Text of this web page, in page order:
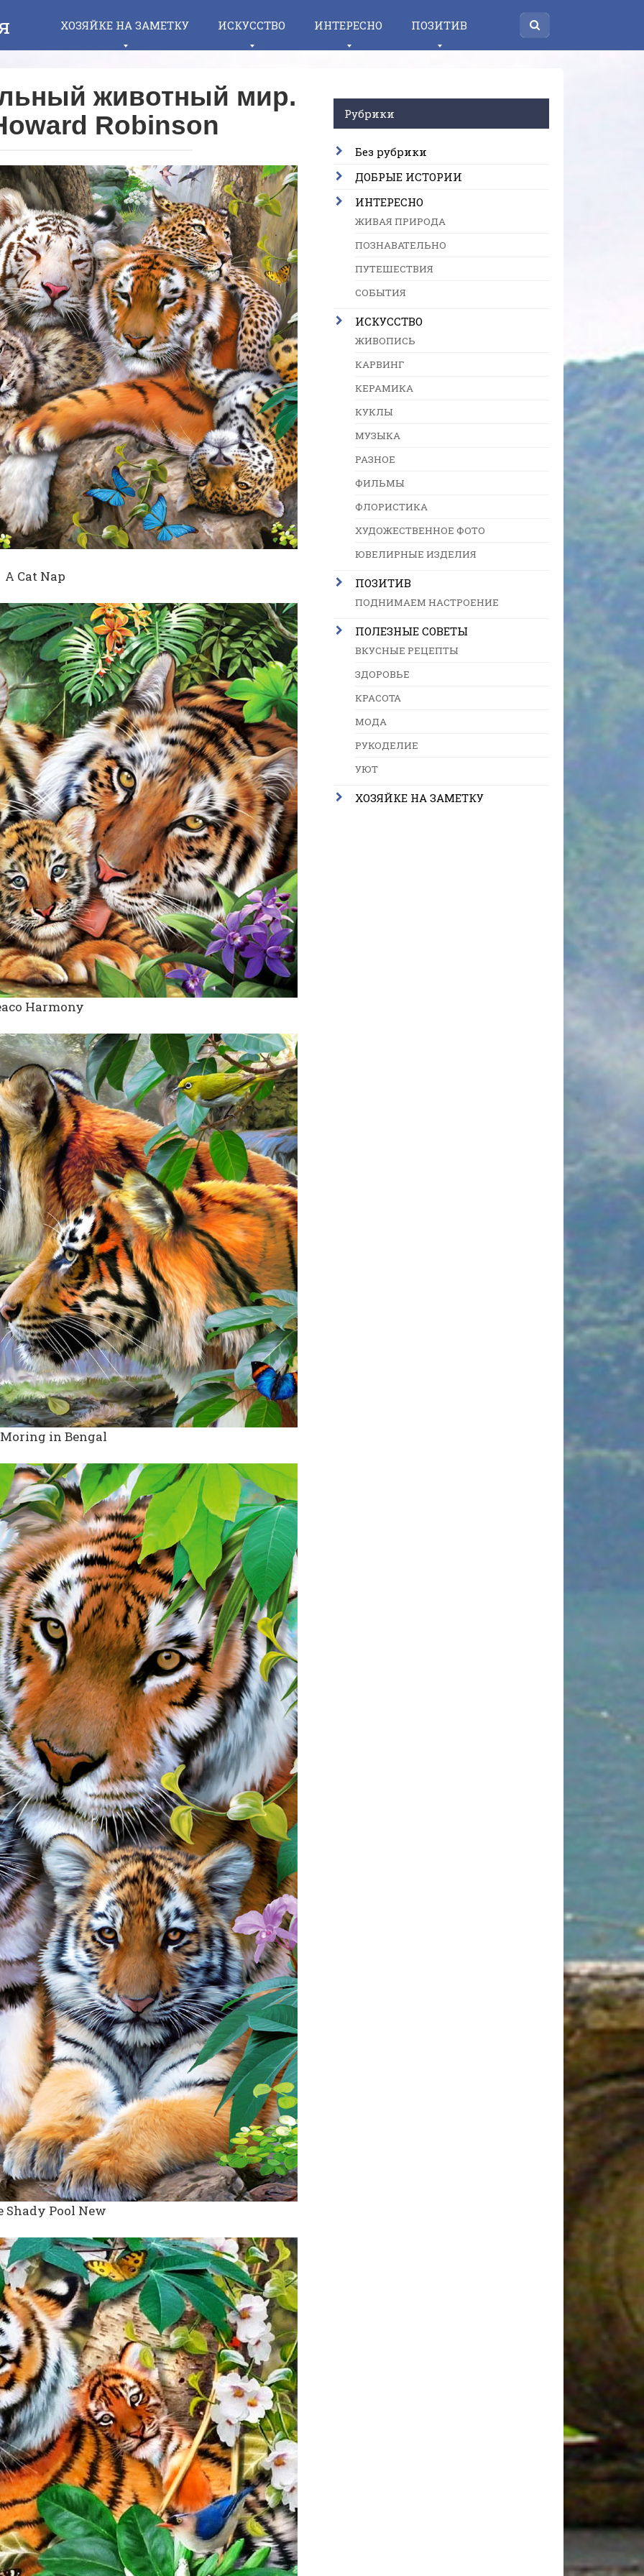
ХОЗЯЙКЕ НА ЗАМЕТКУ ИСКУССТВО ИНТЕРЕСНО ПОЗИТИВ
животный мир.
Robinson
A Cat Nap
Harmony
in Bengal
Shady Pool New
Рубрики
Без рубрики
ДОБРЫЕ ИСТОРИИ
ИНТЕРЕСНО
ЖИВАЯ ПРИРОДА
ПОЗНАВАТЕЛЬНО
ПУТЕШЕСТВИЯ
СОБЫТИЯ
ИСКУССТВО
ЖИВОПИСЬ
КАРВИНГ
КЕРАМИКА
КУКЛЫ
МУЗЫКА
РАЗНОЕ
ФИЛЬМЫ
ФЛОРИСТИКА
ХУДОЖЕСТВЕННОЕ ФОТО
ЮВЕЛИРНЫЕ ИЗДЕЛИЯ
ПОЗИТИВ
ПОДНИМАЕМ НАСТРОЕНИЕ
ПОЛЕЗНЫЕ СОВЕТЫ
ВКУСНЫЕ РЕЦЕПТЫ
ЗДОРОВЬЕ
КРАСОТА
МОДА
РУКОДЕЛИЕ
УЮТ
ХОЗЯЙКЕ НА ЗАМЕТКУ